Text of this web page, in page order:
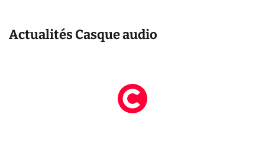
Actualités Casque audio